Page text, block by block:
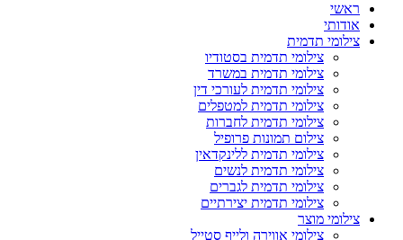
ראשי
אודותי
צילומי תדמית
צילומי תדמית בסטודיו
צילומי תדמית במשרד
צילומי תדמית לעורכי דין
צילומי תדמית למטפלים
צילומי תדמית לחברות
צילום תמונות פרופיל
צילומי תדמית ללינקדאין
צילומי תדמית לנשים
צילומי תדמית לגברים
צילומי תדמית יצירתיים
צילומי מוצר
צילומי אווירה ולייף סטייל